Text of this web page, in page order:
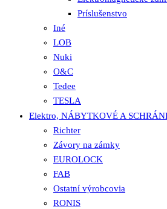
Príslušenstvo
Iné
LOB
Nuki
O&C
Tedee
TESLA
Elektro, NÁBYTKOVÉ A
Richter
Závory na zámky
EUROLOCK
FAB
Ostatní výrobcovia
RONIS